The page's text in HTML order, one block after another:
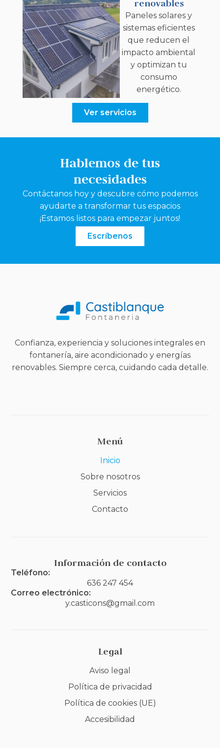
renovables
Paneles solares y
sistemas eficientes
que reducen el
impacto ambiental
y optimizan tu
consumo
energético.
Ver servicios
Hablemos de tus
necesidades
Contáctanos hoy y descubre cómo podemos
ayudarte a transformar tus espacios
¡Estamos listos para empezar juntos!
Escríbenos
Confianza, experiencia y soluciones integrales en
fontanería, aire acondicionado y energías
renovables. Siempre cerca, cuidando cada detalle.
Menú
Inicio
Sobre nosotros
Servicios
Contacto
Información de contacto
Teléfono:
636 247 454
Correo electrónico:
y.casticons@gmail.com
Legal
Aviso legal
Política de privacidad
Política de cookies (UE)
Accesibilidad